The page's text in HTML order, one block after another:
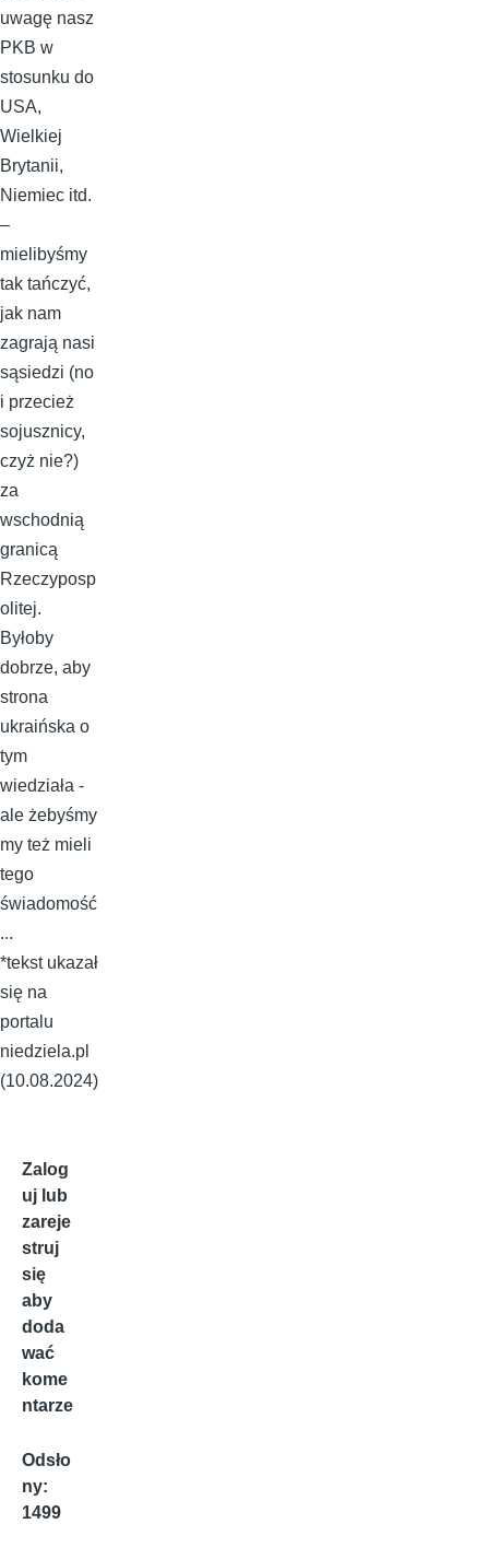
uwagę nasz
PKB w
stosunku do
USA,
Wielkiej
Brytanii,
Niemiec itd.
–
mielibyśmy
tak tańczyć,
jak nam
zagrają nasi
sąsiedzi (no
i przecież
sojusznicy,
czyż nie?)
za
wschodnią
granicą
Rzeczyposp
olitej.
Byłoby
dobrze, aby
strona
ukraińska o
tym
wiedziała -
ale żebyśmy
my też mieli
tego
świadomość
...
*tekst ukazał
się na
portalu
niedziela.pl
(10.08.2024)
Zalog
uj lub
zareje
struj
się
aby
doda
wać
kome
ntarze
Odsło
ny:
1499